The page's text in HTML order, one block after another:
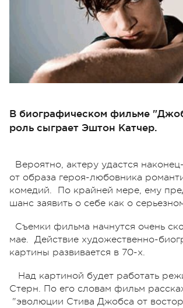
В биографическом фильме
роль сыграет Эштон Катчер.
Вероятно, актеру удастся
от образа героя-любовника
комедий. По крайней мере, ему
шанс заявить о себе как о
Съемки фильма начнутся очень
мае. Действие художественно-
картины развивается в 70-х.
Над картиной будет работать
Стерн. По его словам фильм
"эволюции Стива Джобса от